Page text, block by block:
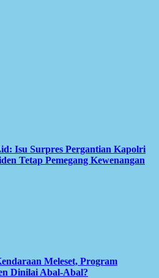
Isu Surpres Pergantian Kapolri
Tetap Pemegang Kewenangan
Meleset, Program
Dinilai Abal-Abal?